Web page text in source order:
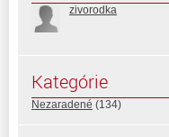
zivorodka
Kategórie
Nezaradené (134)